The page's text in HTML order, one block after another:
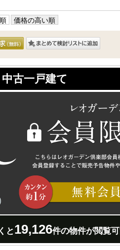
津 煌羅の杜
部について
価格の高い順
古一戸建て
と19,126件の物件が閲覧可